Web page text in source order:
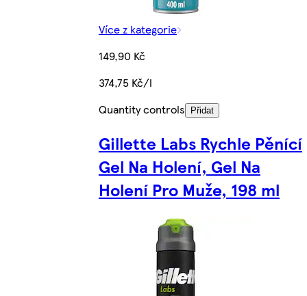
Více z kategorie
149,90 Kč
374,75 Kč/l
Quantity controls
Přidat
Gillette Labs Rychle Pěnící
Gel Na Holení, Gel Na
Holení Pro Muže, 198 ml